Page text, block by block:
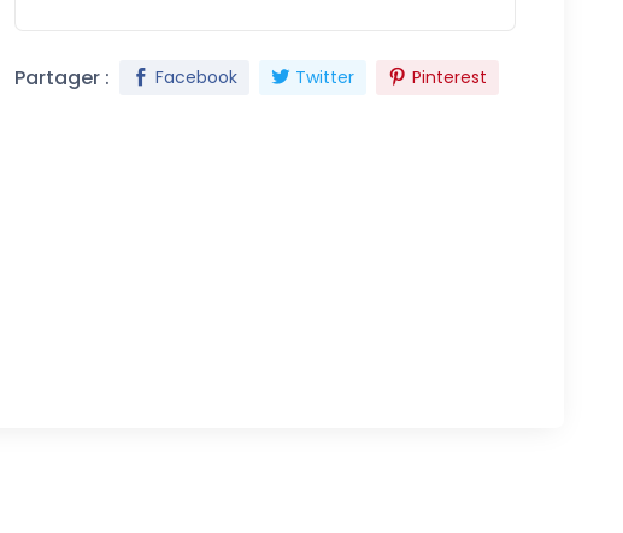
Partager : Facebook Twitter Pinterest